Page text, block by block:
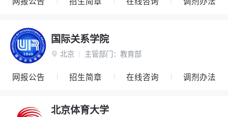
国际关系学院
 北京 主管部门： 教育部
网报公告 招生简章 在线咨询 调剂办法
北京体育大学